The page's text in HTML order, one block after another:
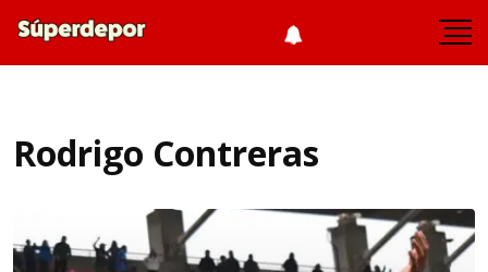
Rodrigo Contreras